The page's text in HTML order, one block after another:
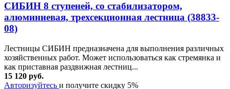
СИБИН 8 ступеней, со стабилизатором,
алюминиевая, трехсекционная лестница (38833-
08)
Лестницы СИБИН предназначена для выполнения различных
хозяйственных работ. Может использоваться как стремянка и
как приставная раздвижная лестниц...
15 120 руб.
Авторизуйтесь и получите скидку 5%